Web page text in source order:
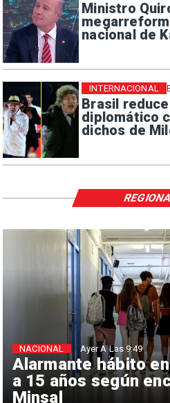
Ministro
nacional de
Brasil
diplomático
dichos de
INTERNACIONAL
Alarmante hábito
a 15 años según
Minsal
NACIONAL Ayer A Las 9:49